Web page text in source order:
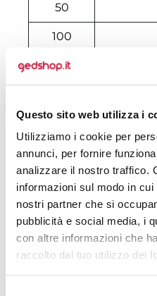
Questo sito web utilizza i
Utilizziamo i cookie per
annunci, per fornire
analizzare il nostro traffico.
informazioni sul modo in
nostri partner che si
pubblicità e social media, i
con altre informazioni che
raccolto dal tuo utilizzo dei
50
100
200
1000
2000
3000
10000